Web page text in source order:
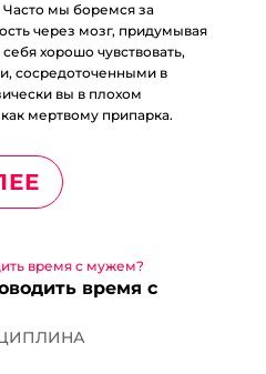
Часто мы боремся за
через мозг, придумывая
хорошо чувствовать,
сосредоточенными в
вы в плохом
мертвому припарка.
время с